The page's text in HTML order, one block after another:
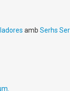
amb Serhs